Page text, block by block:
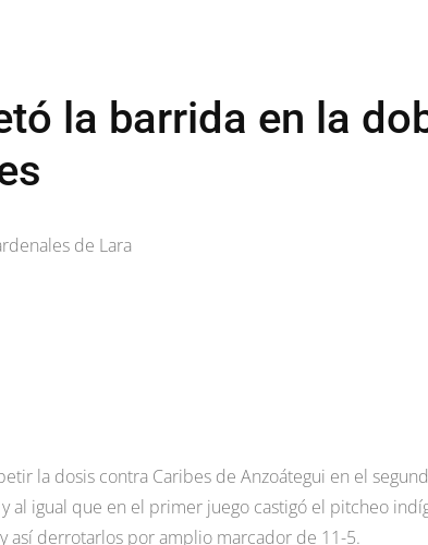
la barrida en la
de Lara
la dosis contra Caribes de Anzoátegui en el
al igual que en el primer juego castigó el pitcheo
así derrotarlos por amplio marcador de 11-5.